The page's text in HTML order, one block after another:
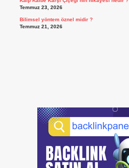
Temmuz 23, 2026
Bilimsel yöntem öznel midir ?
Temmuz 21, 2026